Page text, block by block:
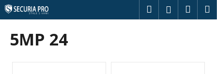
Přejít
na
obsah
HledatPřihlášení
5MP 24
K
o
o